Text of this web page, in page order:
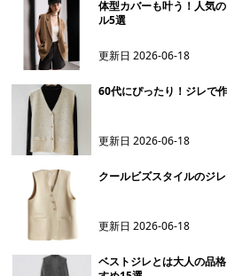
体型カバーも叶う！人気
ル5選
更新日2026-06-18
60代にぴったり！ジレで
更新日2026-06-18
クールビズスタイルのジ
更新日2026-06-18
ベストジレとは大人の品